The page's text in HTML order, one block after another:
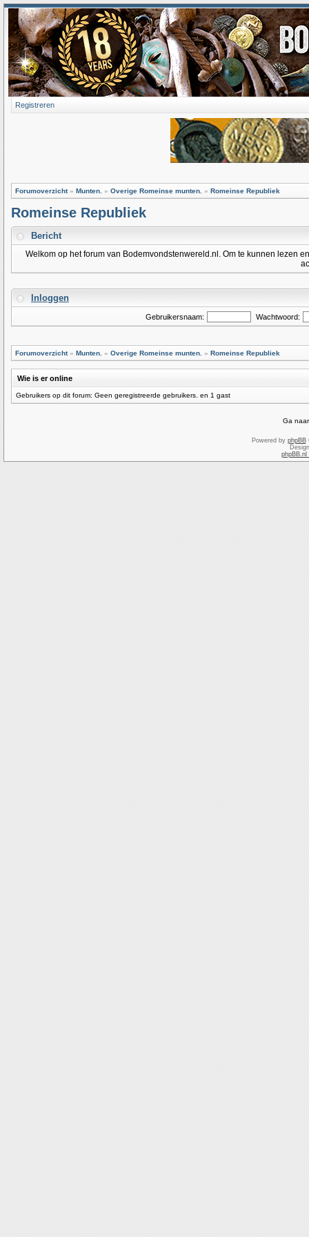
Registreren
Forumoverzicht» Munten. » Overige Romeinse munten. » Romeinse Republiek
Romeinse Republiek
Bericht
Welkom op het forum van Bodemvondstenwereld.nl. Om te kunnen lezen
Inloggen
Gebruikersnaam: Wachtwoord:
Forumoverzicht» Munten. » Overige Romeinse munten. » Romeinse Republiek
Wie is er online
Gebruikers op dit forum: Geen geregistreerde gebruikers. en 1 gast
Ga
Powered by phpBB
phpBB.nl